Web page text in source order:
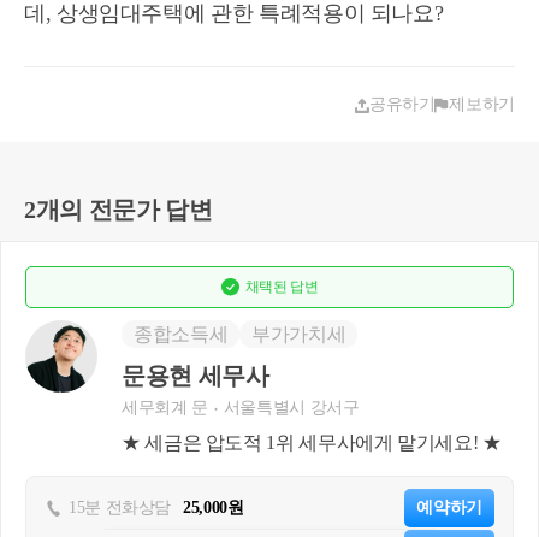
데, 상생임대주택에 관한 특례적용이 되나요?
공유하기 제보하기
2개의 전문가 답변
채택된 답변
종합소득세 부가가치세
문용현 세무사
세무회계 문 서울특별시 강서구
★ 세금은 압도적 1위 세무사에게 맡기세요! ★
15분 전화상담 25,000원 예약하기